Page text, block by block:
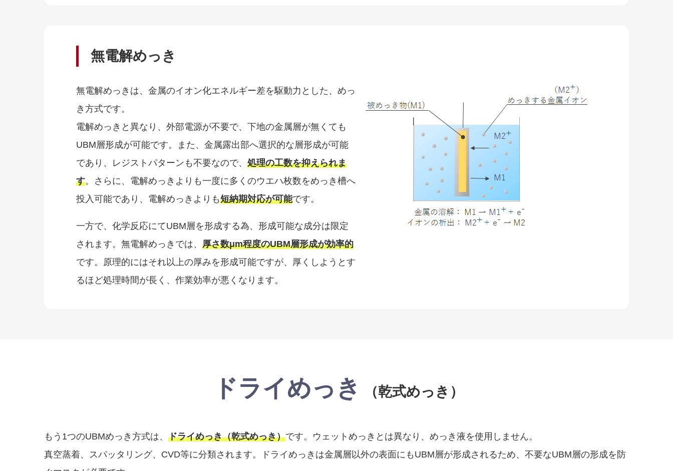
無電解めっき
無電解めっきは、金属のイオン化エネルギー差を駆動力とした、めっ
き方式です。
電解めっきと異なり、外部電源が不要で、下地の金属層が無くても
UBM層形成が可能です。また、金属露出部へ選択的な層形成が可能
であり、レジストパターンも不要なので、 処理の工数を抑えられま
す。さらに、電解めっきよりも一度に多くのウエハ枚数をめっき槽へ
投入可能であり、電解めっきよりも短納期対応が可能です。
一方で、化学反応にてUBM層を形成する為、形成可能な成分は限定
されます。無電解めっきでは、 厚さ数μm程度のUBM層形成が効率的
です。原理的にはそれ以上の厚みを形成可能ですが、厚くしようとす
るほど処理時間が長く、作業効率が悪くなります。
ドライめっき （乾式めっき）
もう1つのUBMめっき方式は、 ドライめっき（乾式めっき）です。ウェットめっきとは異なり、めっき液を使用しません。
真空蒸着、スパッタリング、CVD等に分類されます。ドライめっきは金属層以外の表面にもUBM層が形成されるため、不要なUBM層の形成を防